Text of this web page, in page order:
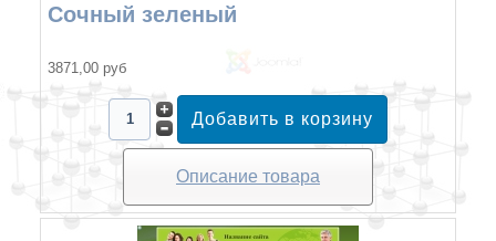
Сочный зеленый
3871,00 руб
Описание товара